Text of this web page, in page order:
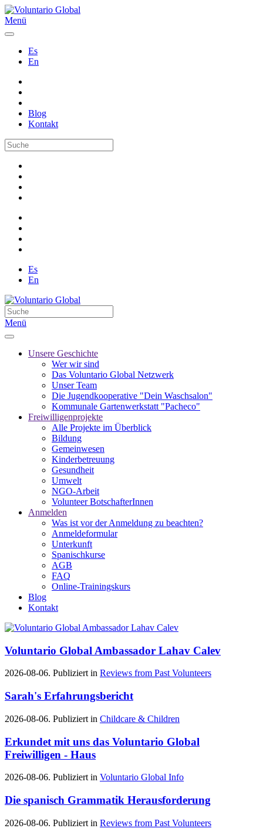
Menü
Es
En
Blog
Kontakt
Es
En
Menü
Unsere Geschichte
Wer wir sind
Das Voluntario Global Netzwerk
Unser Team
Die Jugendkooperative "Dein Waschsalon"
Kommunale Gartenwerkstatt "Pacheco"
Freiwilligenprojekte
Alle Projekte im Überblick
Bildung
Gemeinwesen
Kinderbetreuung
Gesundheit
Umwelt
NGO-Arbeit
Volunteer BotschafterInnen
Anmelden
Was ist vor der Anmeldung zu beachten?
Anmeldeformular
Unterkunft
Spanischkurse
AGB
FAQ
Online-Trainingskurs
Blog
Kontakt
Voluntario Global Ambassador Lahav Calev
2026-08-06. Publiziert in Reviews from Past Volunteers
Sarah's Erfahrungsbericht
2026-08-06. Publiziert in Childcare & Children
Erkundet mit uns das Voluntario Global
Freiwilligen - Haus
2026-08-06. Publiziert in Voluntario Global Info
Die spanisch Grammatik Herausforderung
2026-08-06. Publiziert in Reviews from Past Volunteers